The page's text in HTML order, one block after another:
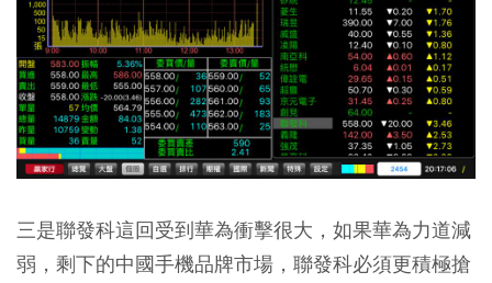
三是聯發科這回受到華為衝擊很大，如果華為力道減
弱，剩下的中國手機品牌市場，聯發科必須更積極搶